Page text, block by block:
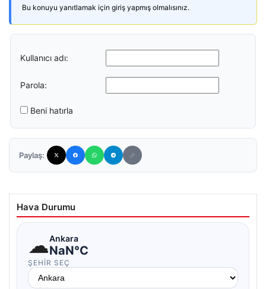
Bu konuyu yanıtlamak için giriş yapmış olmalısınız.
Kullanıcı adı:
Parola:
Beni hatırla
Paylaş:
Hava Durumu
☁Ankara
NaN°C
ŞEHIR SEÇ